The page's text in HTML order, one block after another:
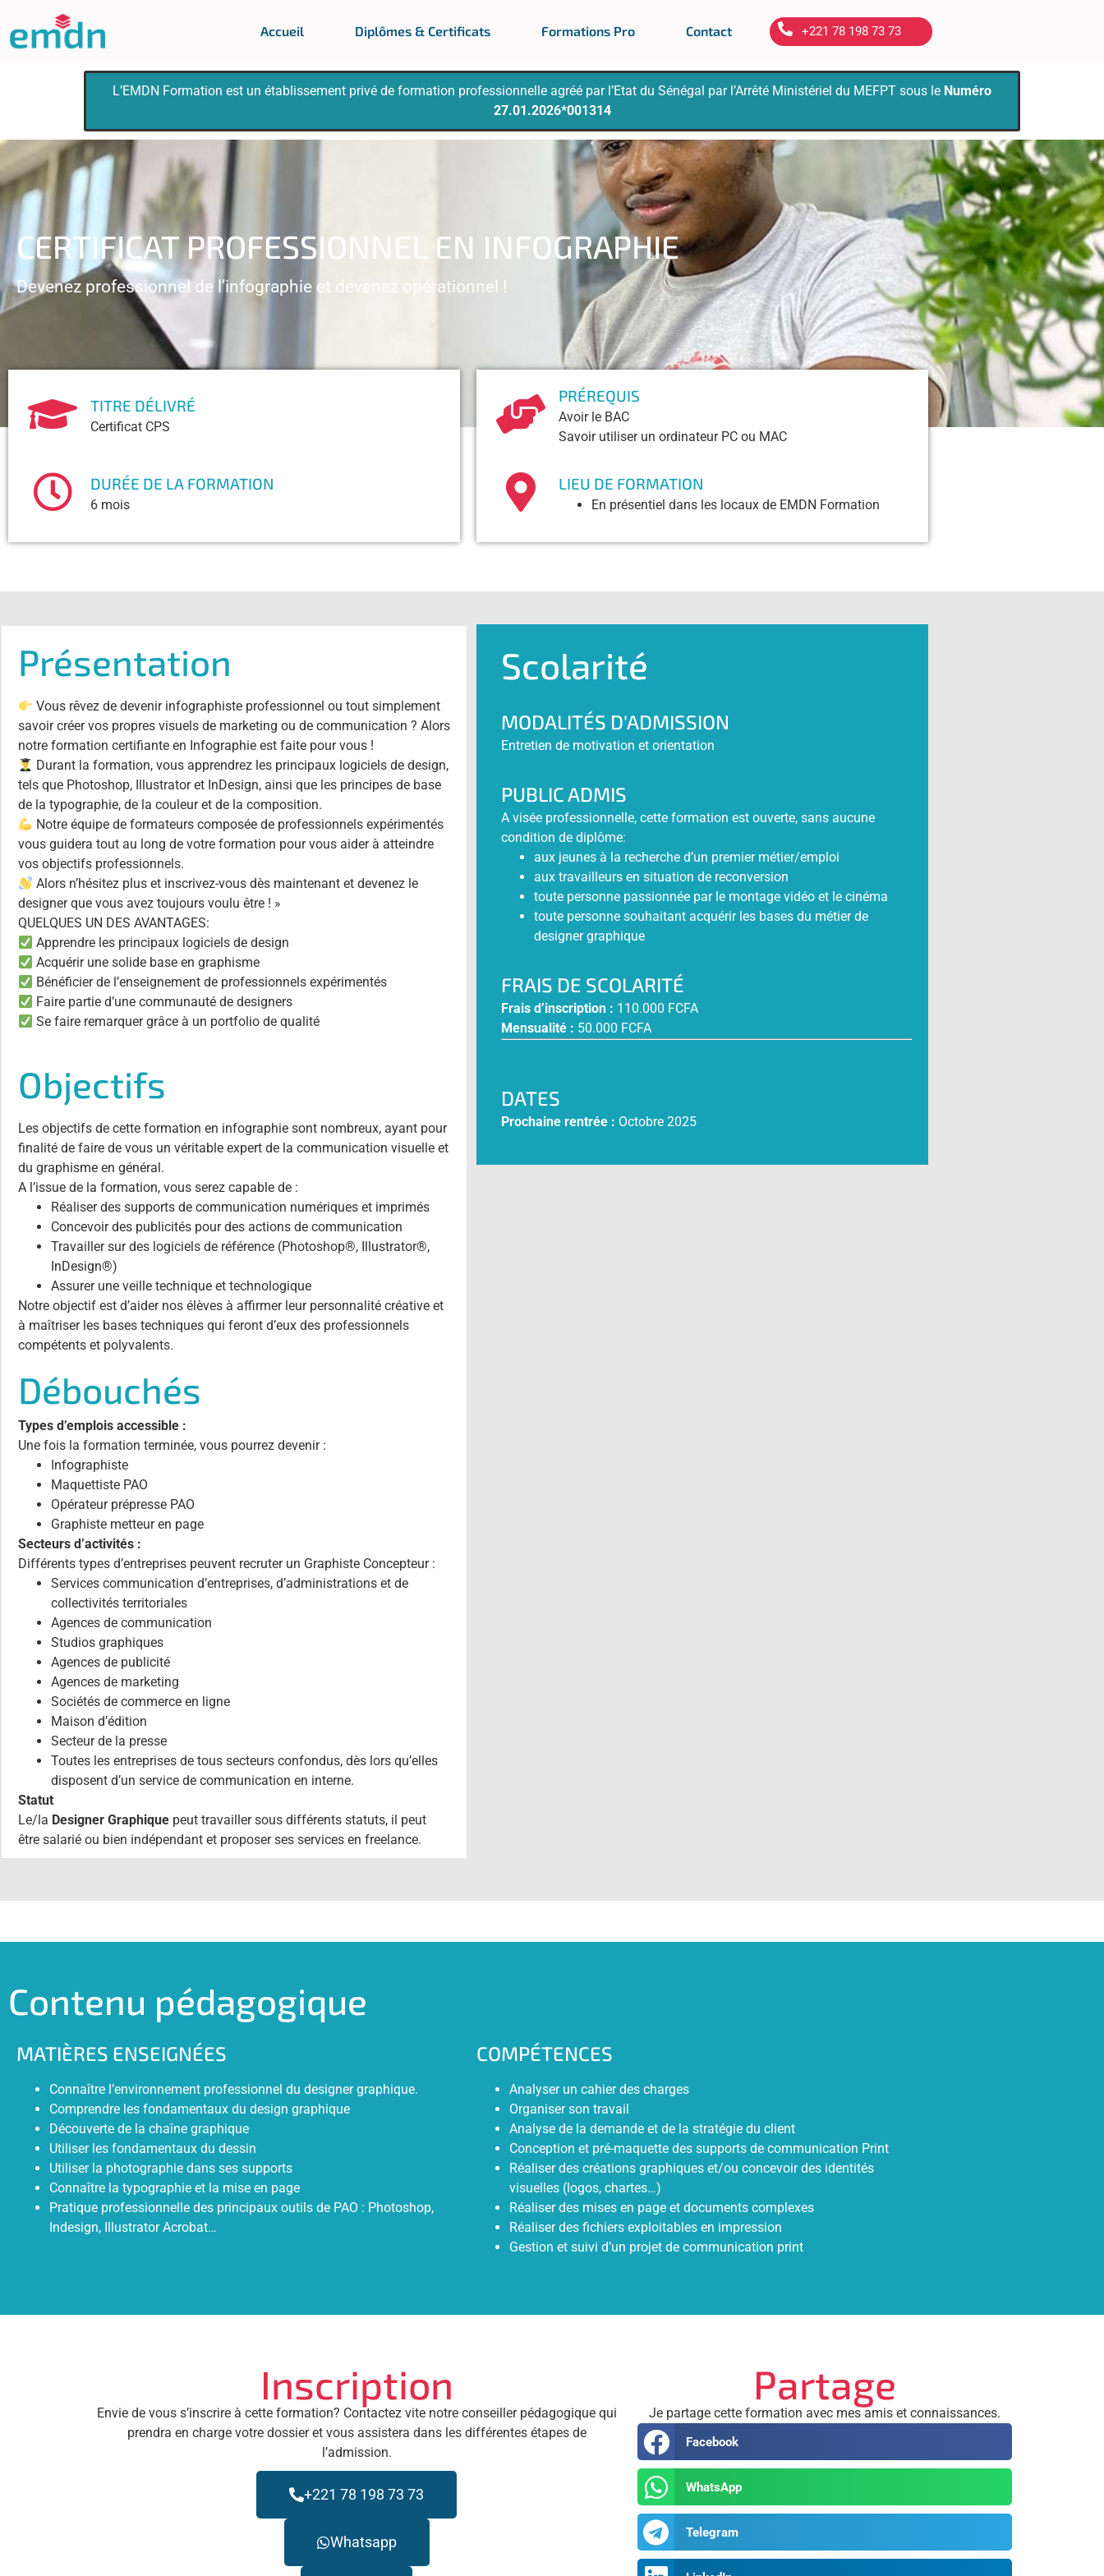
Accueil Diplômes & Certificats Formations Pro Contact +221 78 198 73 73
L’EMDN Formation est un établissement privé de formation professionnelle agréé par l’Etat du Sénégal par l’Arrêté Ministériel du MEFPT sous le Numéro
27.01.2026*001314
CERTIFICAT PROFESSIONNEL EN INFOGRAPHIE
Devenez professionnel de l’infographie et devenez opérationnel !
TITRE DÉLIVRÉ​
Certificat CPS
DURÉE DE LA FORMATION
6 mois
PRÉREQUIS
Avoir le BAC
Savoir utiliser un ordinateur PC ou MAC
LIEU DE FORMATION
En présentiel dans les locaux de EMDN Formation
Présentation
Vous rêvez de devenir infographiste professionnel ou tout simplement
savoir créer vos propres visuels de marketing ou de communication ? Alors
notre formation certifiante en Infographie est faite pour vous !
Durant la formation, vous apprendrez les principaux logiciels de design,
tels que Photoshop, Illustrator et InDesign, ainsi que les principes de base
de la typographie, de la couleur et de la composition.
Notre équipe de formateurs composée de professionnels expérimentés
vous guidera tout au long de votre formation pour vous aider à atteindre
vos objectifs professionnels.
Alors n’hésitez plus et inscrivez-vous dès maintenant et devenez le
designer que vous avez toujours voulu être ! »
QUELQUES UN DES AVANTAGES:
Apprendre les principaux logiciels de design
Acquérir une solide base en graphisme
Bénéficier de l’enseignement de professionnels expérimentés
Faire partie d’une communauté de designers
Se faire remarquer grâce à un portfolio de qualité
Objectifs
Les objectifs de cette formation en infographie sont nombreux, ayant pour
finalité de faire de vous un véritable expert de la communication visuelle et
du graphisme en général.
A l’issue de la formation, vous serez capable de :
Réaliser des supports de communication numériques et imprimés
Concevoir des publicités pour des actions de communication
Travailler sur des logiciels de référence (Photoshop®, Illustrator®,
InDesign®)
Assurer une veille technique et technologique
Notre objectif est d’aider nos élèves à affirmer leur personnalité créative et
à maîtriser les bases techniques qui feront d’eux des professionnels
compétents et polyvalents.
Débouchés
Types d’emplois accessible :
Une fois la formation terminée, vous pourrez devenir :
Infographiste
Maquettiste PAO
Opérateur prépresse PAO
Graphiste metteur en page
Secteurs d’activités :
Différents types d’entreprises peuvent recruter un Graphiste Concepteur :
Services communication d’entreprises, d’administrations et de
collectivités territoriales
Agences de communication
Studios graphiques
Agences de publicité
Agences de marketing
Sociétés de commerce en ligne
Maison d’édition
Secteur de la presse
Toutes les entreprises de tous secteurs confondus, dès lors qu’elles
disposent d’un service de communication en interne.
Statut
Le/la Designer Graphique peut travailler sous différents statuts, il peut
être salarié ou bien indépendant et proposer ses services en freelance.
Scolarité
MODALITÉS D'ADMISSION
Entretien de motivation et orientation
PUBLIC ADMIS
A visée professionnelle, cette formation est ouverte, sans aucune
condition de diplôme:
aux jeunes à la recherche d’un premier métier/emploi
aux travailleurs en situation de reconversion
toute personne passionnée par le montage vidéo et le cinéma
toute personne souhaitant acquérir les bases du métier de
designer graphique
FRAIS DE SCOLARITÉ
Frais d’inscription : 110.000 FCFA
Mensualité : 50.000 FCFA
DATES
Prochaine rentrée : Octobre 2025
Contenu pédagogique
MATIÈRES ENSEIGNÉES
Connaître l’environnement professionnel du designer graphique.
Comprendre les fondamentaux du design graphique
Découverte de la chaîne graphique
Utiliser les fondamentaux du dessin
Utiliser la photographie dans ses supports
Connaître la typographie et la mise en page
Pratique professionnelle des principaux outils de PAO : Photoshop,
Indesign, Illustrator Acrobat…
COMPÉTENCES
Analyser un cahier des charges
Organiser son travail
Analyse de la demande et de la stratégie du client
Conception et pré-maquette des supports de communication Print
Réaliser des créations graphiques et/ou concevoir des identités
visuelles (logos, chartes…)
Réaliser des mises en page et documents complexes
Réaliser des fichiers exploitables en impression
Gestion et suivi d’un projet de communication print
Inscription
Envie de vous s’inscrire à cette formation? Contactez vite notre conseiller pédagogique qui
prendra en charge votre dossier et vous assistera dans les différentes étapes de
l’admission.
+221 78 198 73 73
Whatsapp
Partage
Je partage cette formation avec mes amis et connaissances.
Facebook
WhatsApp
Telegram